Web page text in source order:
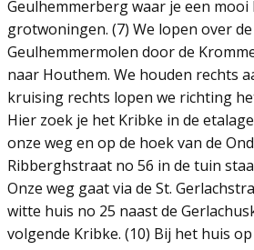
Geulhemmerberg waar je een mooi
grotwoningen. (7) We lopen over
Geulhemmermolen door de
naar Houthem. We houden rechts
kruising rechts lopen we richting
Hier zoek je het Kribke in de
onze weg en op de hoek van de
Ribberghstraat no 56 in de tuin
Onze weg gaat via de St.
witte huis no 25 naast de
volgende Kribke. (10) Bij het huis